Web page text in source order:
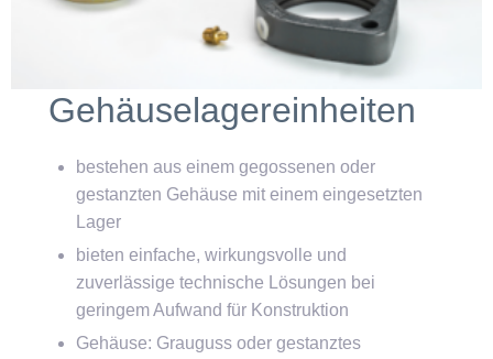
Gehäuselagereinheiten
bestehen aus einem gegossenen oder
gestanzten Gehäuse mit einem eingesetzten
Lager
bieten einfache, wirkungsvolle und
zuverlässige technische Lösungen bei
geringem Aufwand für Konstruktion
Gehäuse: Grauguss oder gestanztes